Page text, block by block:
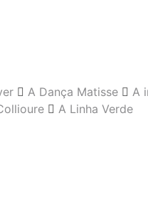
A Dança Matisse
A
A Linha Verde